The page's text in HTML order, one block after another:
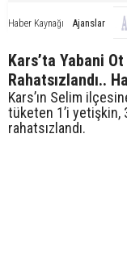
Haber Kaynağı Ajanslar
Kars’ta Yabani
Rahatsızlandı..
Kars’ın Selim
tüketen 1’i yetişkin,
rahatsızlandı.